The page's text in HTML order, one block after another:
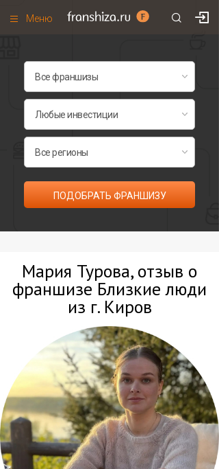
Меню
Франшизы по категориям
ПОДОБРАТЬ ФРАНШИЗУ
Мария Турова, отзыв о
франшизе Близкие люди
из г. Киров